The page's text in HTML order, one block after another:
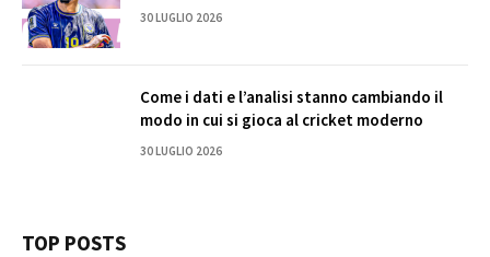
30 LUGLIO 2026
Come i dati e l’analisi stanno cambiando il
modo in cui si gioca al cricket moderno
30 LUGLIO 2026
TOP POSTS